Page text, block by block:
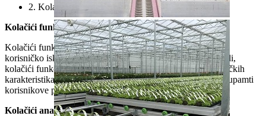
2. Kolačiće analitike
Kolačići funkcionalnosti
Kolačići funkcionalnosti nam pomažu da unapredimo vaše
korisničko iskustvo prilikom posete našem sajtu. Primera radi,
kolačići funkcionalnosti omogućavaju uporedni prikaz tehničkih
karakteristika dva ili više proizvoda i omogućavaju sajtu da upamti
korisnikove preferencije.
Kolačići analitike